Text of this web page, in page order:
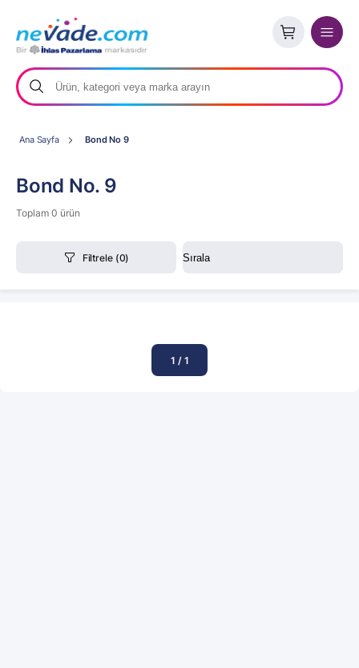
Ana Sayfa Bond No 9
Bond No. 9
Toplam 0 ürün
Filtrele (0)